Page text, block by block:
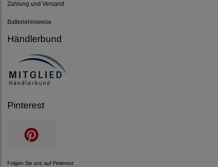
Zahlung und Versand
Batteriehinweise
Händlerbund
Pinterest
Folgen Sie uns auf Pinterest